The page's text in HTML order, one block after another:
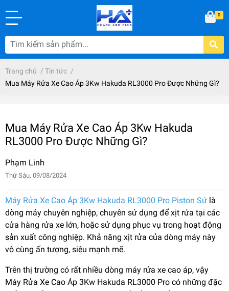
0
Trang chủ / Tin tức /
Mua Máy Rửa Xe Cao Áp 3Kw Hakuda RL3000 Pro Được Những Gì?
Mua Máy Rửa Xe Cao Áp 3Kw Hakuda
RL3000 Pro Được Những Gì?
Phạm Linh
Thứ Sáu, 09/08/2024
Máy Rửa Xe Cao Áp 3Kw Hakuda RL3000 Pro Piston Sứ là
dòng máy chuyên nghiệp, chuyên sử dụng để xịt rửa tại các
cửa hàng rửa xe lớn, hoặc sử dụng phục vụ trong hoạt động
sản xuất công nghiệp. Khả năng xịt rửa của dòng máy này
vô cùng ấn tượng, siêu mạnh mẽ.
Trên thị trường có rất nhiều dòng máy rửa xe cao áp, vậy
Máy Rửa Xe Cao Áp 3Kw Hakuda RL3000 Pro có những đặc